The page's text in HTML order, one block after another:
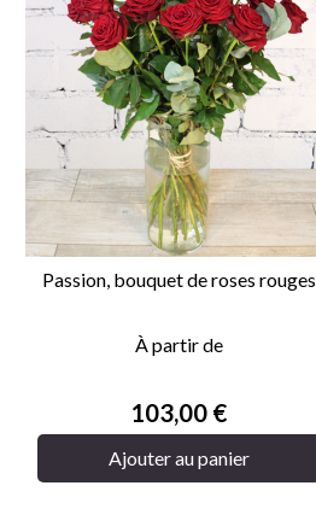
Passion, bouquet de roses rouges
À partir de
Prix
103,00 €
Ajouter au panier